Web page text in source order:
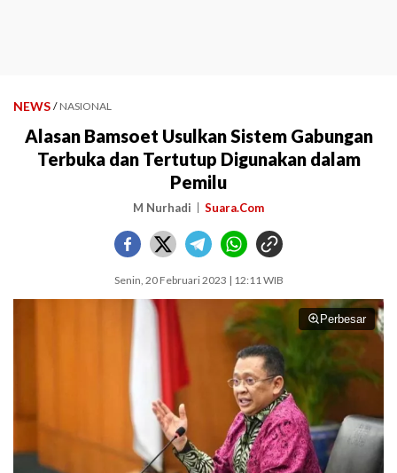
NEWS / NASIONAL
Alasan Bamsoet Usulkan Sistem Gabungan
Terbuka dan Tertutup Digunakan dalam
Pemilu
M Nurhadi Suara.Com
Senin, 20 Februari 2023 | 12:11 WIB
Perbesar